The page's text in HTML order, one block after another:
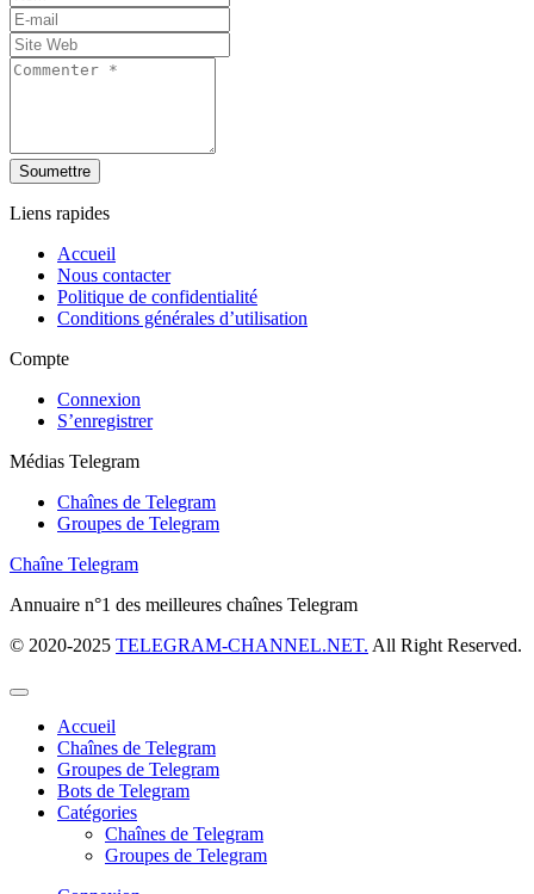
Soumettre
Liens rapides
Accueil
Nous contacter
Politique de confidentialité
Conditions générales d’utilisation
Compte
Connexion
S’enregistrer
Médias Telegram
Chaînes de Telegram
Groupes de Telegram
Chaîne Telegram
Annuaire n°1 des meilleures chaînes Telegram
© 2020-2025 TELEGRAM-CHANNEL.NET. All Right Reserved.
Accueil
Chaînes de Telegram
Groupes de Telegram
Bots de Telegram
Catégories
Chaînes de Telegram
Groupes de Telegram